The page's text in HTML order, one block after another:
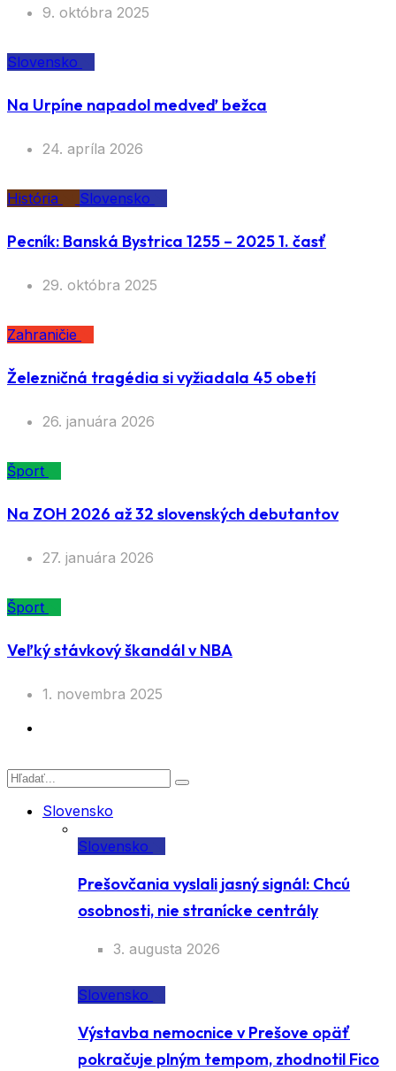
9. októbra 2025
Slovensko
Na Urpíne napadol medveď bežca
24. apríla 2026
História Slovensko
Pecník: Banská Bystrica 1255 – 2025 1. časť
29. októbra 2025
Zahraničie
Železničná tragédia si vyžiadala 45 obetí
26. januára 2026
Šport
Na ZOH 2026 až 32 slovenských debutantov
27. januára 2026
Šport
Veľký stávkový škandál v NBA
1. novembra 2025
Slovensko
Slovensko
Prešovčania vyslali jasný signál: Chcú
osobnosti, nie stranícke centrály
3. augusta 2026
Slovensko
Výstavba nemocnice v Prešove opäť
pokračuje plným tempom, zhodnotil Fico